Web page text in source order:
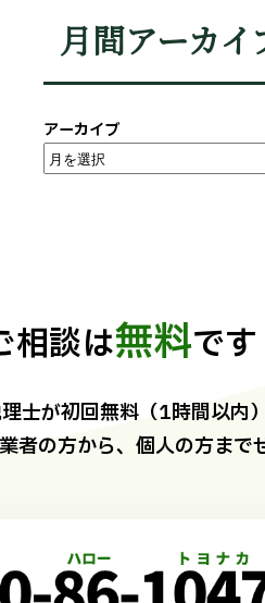
月間アーカイ
アーカイブ
相談は無料です
士が初回無料（1時間以内
者の方から、個人の方まで